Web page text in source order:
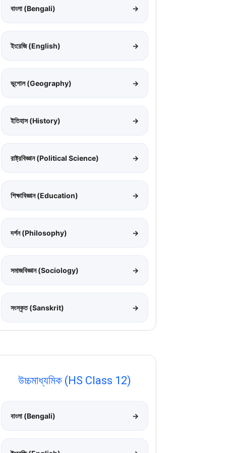
বাংলা (Bengali) →
ইংরেজি (English) →
ভূগোল (Geography) →
ইতিহাস (History) →
রাষ্ট্রবিজ্ঞান (Political Science) →
শিক্ষাবিজ্ঞান (Education) →
দর্শন (Philosophy) →
সমাজবিজ্ঞান (Sociology) →
সংস্কৃত (Sanskrit) →
উচ্চমাধ্যমিক (HS Class 12)
বাংলা (Bengali) →